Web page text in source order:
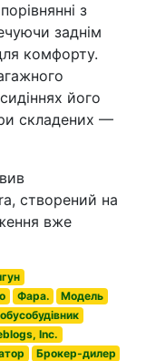
з
заднім
комфорту.
його
складених —
створений на
вже
Фара.
Модель
Inc.
Брокер-дилер